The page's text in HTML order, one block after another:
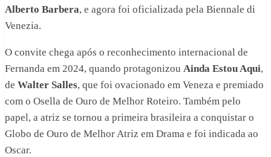
Alberto Barbera, e agora foi oficializada pela Biennale di
Venezia.
O convite chega após o reconhecimento internacional de
Fernanda em 2024, quando protagonizou Ainda Estou Aqui,
de Walter Salles, que foi ovacionado em Veneza e premiado
com o Osella de Ouro de Melhor Roteiro. Também pelo
papel, a atriz se tornou a primeira brasileira a conquistar o
Globo de Ouro de Melhor Atriz em Drama e foi indicada ao
Oscar.